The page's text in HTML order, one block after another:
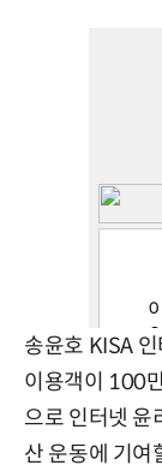
송윤호 KISA
이용객이 100
으로 인터넷 윤
산 운동에 기여